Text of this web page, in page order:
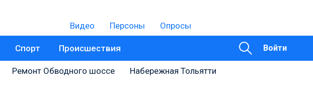
Видео Персоны Опросы
Спорт Происшествия Войти
Ремонт Обводного шоссе
Набережная Тольятти